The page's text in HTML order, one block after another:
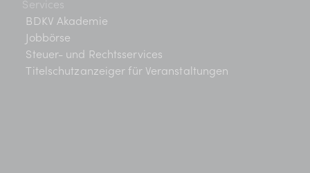
Services
BDKV Akademie
Jobbörse
Steuer- und Rechtsservices
Titelschutzanzeiger für Veranstaltungen